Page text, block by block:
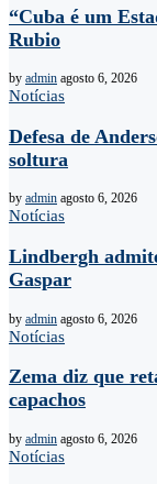
“Cuba é um
Rubio
by admin agosto 6, 2026
Notícias
Defesa de
soltura
by admin agosto 6, 2026
Notícias
Lindbergh
Gaspar
by admin agosto 6, 2026
Notícias
Zema diz que
capachos
by admin agosto 6, 2026
Notícias